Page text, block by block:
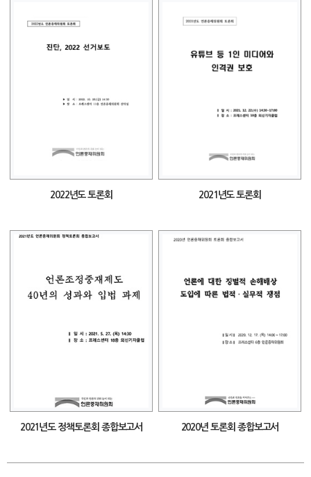
2022년도 토론회 2021년도 토론회
2021년도 정책토론회 종합보고서 2020년 토론회 종합보고서